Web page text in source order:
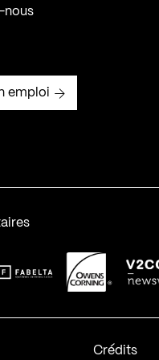
nous
emploi
Crédits